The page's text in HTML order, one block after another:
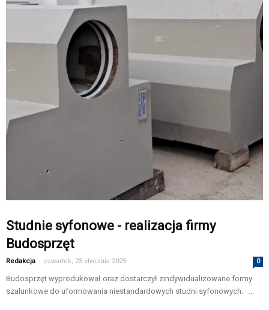
Studnie syfonowe - realizacja firmy
Budosprzęt
Redakcja - czwartek, 23 stycznia 2025 0
Budosprzęt wyprodukował oraz dostarczył zindywidualizowane formy
szalunkowe do uformowania niestandardowych studni syfonowych. ...